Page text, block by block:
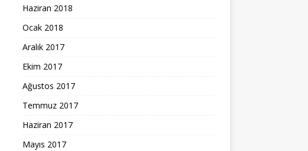
Haziran 2018
Ocak 2018
Aralık 2017
Ekim 2017
Ağustos 2017
Temmuz 2017
Haziran 2017
Mayıs 2017